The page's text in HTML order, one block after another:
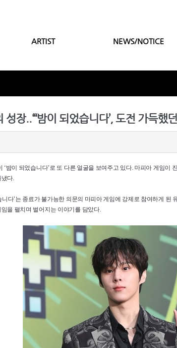
ARTIST NEWS/NOTICE
‘밤이 되었습니다’로 또 다른 얼굴을 보여주고 있다. 마피아 게임
다.
다’는 종료가 불가능한 의문의 마피아 게임에 강제로 참여하게 된
을 펼치며 벌어지는 이야기를 담았다.